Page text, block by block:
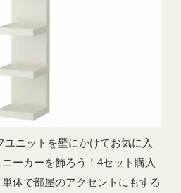
ニットを壁にかけてお気に入
ーカーを飾ろう！4セット購入
体で部屋のアクセントにもする